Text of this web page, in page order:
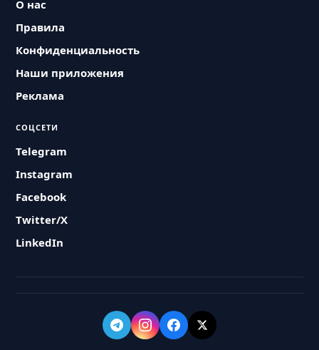
О нас
Правила
Конфиденциальность
Наши приложения
Реклама
СОЦСЕТИ
Telegram
Instagram
Facebook
Twitter/X
LinkedIn